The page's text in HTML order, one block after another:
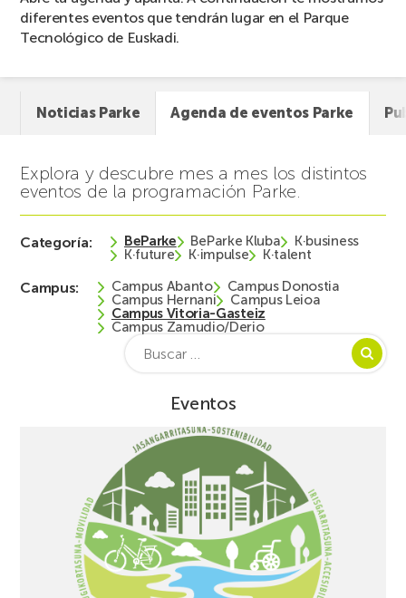
diferentes eventos que tendrán lugar en el Parque
Tecnológico de Euskadi.
Noticias Parke Agenda de eventos Parke
Explora y descubre mes a mes los distintos
eventos de la programación Parke.
Categoría: BeParke BeParke Kluba
K·business
K·future
K·impulse K·talent
Campus: Campus Abanto
Campus Donostia
Campus Hernani
Campus Leioa
Campus Vitoria-Gasteiz
Campus Zamudio/Derio
Eventos
MOVILIDAD
¡Comparte
construyamos